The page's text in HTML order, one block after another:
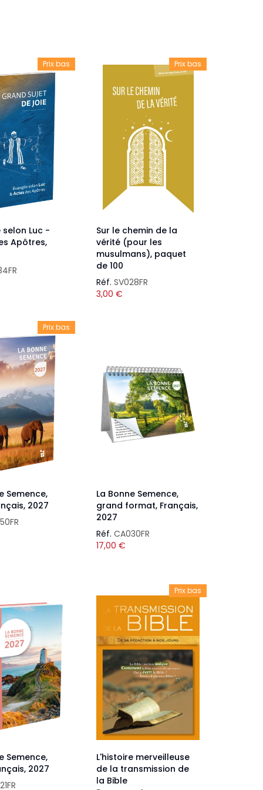
Langues étrangères
Livres, histoires
Prix bas
selon Luc -
Apôtres,
Prix bas
Sur le chemin de la
vérité (pour les
musulmans), paquet
de 100
Réf. SV028FR
3,00 €
Prix bas
Semence,
2027
La Bonne Semence,
grand format, Français,
2027
Réf. CA030FR
17,00 €
Semence,
2027
Prix bas
L'histoire merveilleuse
de la transmission de
la Bible